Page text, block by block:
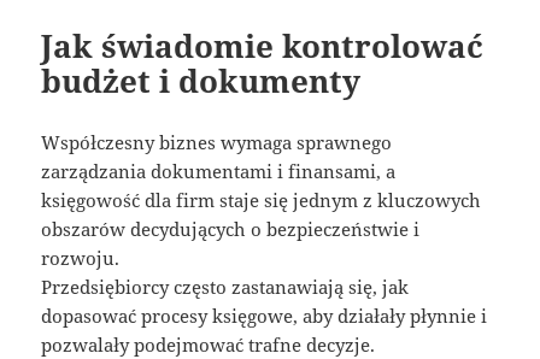
Jak świadomie kontrolować
budżet i dokumenty
Współczesny biznes wymaga sprawnego
zarządzania dokumentami i finansami, a
księgowość dla firm staje się jednym z kluczowych
obszarów decydujących o bezpieczeństwie i
rozwoju.
Przedsiębiorcy często zastanawiają się, jak
dopasować procesy księgowe, aby działały płynnie i
pozwalały podejmować trafne decyzje.